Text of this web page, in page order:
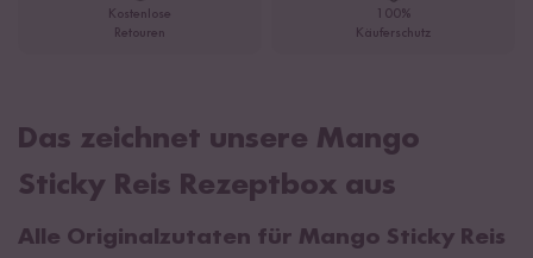
Kostenlose
Retouren
100%
Käuferschutz
Das zeichnet unsere Mango
Sticky Reis Rezeptbox aus
Alle Originalzutaten für Mango Sticky Reis